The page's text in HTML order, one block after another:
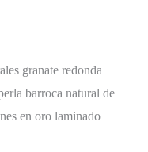
granate redonda
barroca natural de
en oro laminado